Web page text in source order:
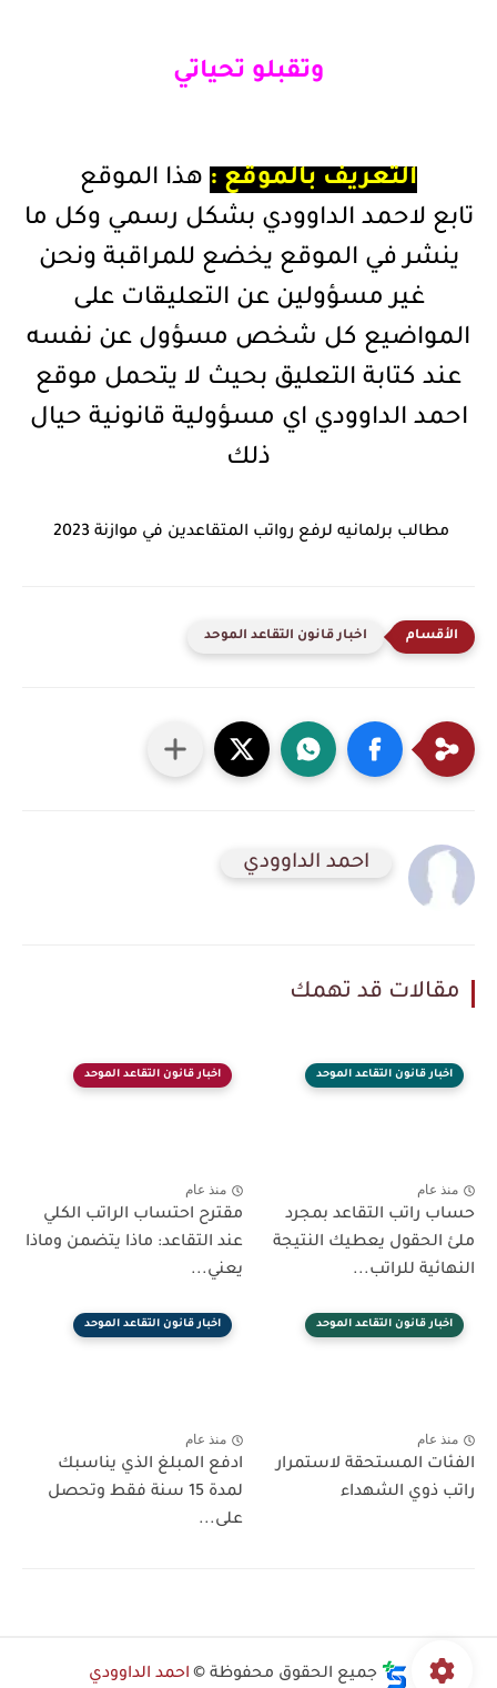
وتقبلو تحياتي
التعريف بالموقع : هذا الموقع
تابع لاحمد الداوودي بشكل رسمي وكل ما
ينشر في الموقع يخضع للمراقبة ونحن
غير مسؤولين عن التعليقات على
المواضيع كل شخص مسؤول عن نفسه
عند كتابة التعليق بحيث لا يتحمل موقع
احمد الداوودي اي مسؤولية قانونية حيال
ذلك
مطالب برلمانيه لرفع رواتب المتقاعدين في موازنة 2023
اخبار قانون التقاعد الموحد
احمد الداوودي
مقالات قد تهمك
اخبار قانون التقاعد الموحد
منذ عام
حساب راتب التقاعد بمجرد
ملئ الحقول يعطيك النتيجة
النهائية للراتب...
اخبار قانون التقاعد الموحد
منذ عام
مقترح احتساب الراتب الكلي
عند التقاعد: ماذا يتضمن وماذا
يعني...
اخبار قانون التقاعد الموحد
منذ عام
الفئات المستحقة لاستمرار
راتب ذوي الشهداء
اخبار قانون التقاعد الموحد
منذ عام
ادفع المبلغ الذي يناسبك
لمدة 15 سنة فقط وتحصل
على...
جميع الحقوق محفوظة © احمد الداوودي